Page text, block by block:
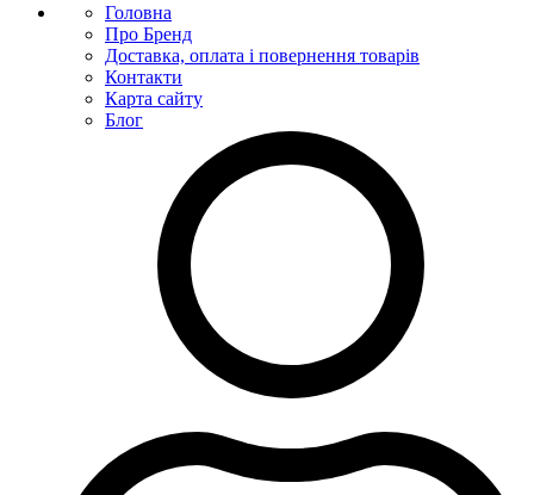
Головна
Про Бренд
Доставка, оплата і повернення товарів
Контакти
Карта сайту
Блог